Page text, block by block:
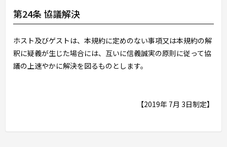
第24条 協議解決
ホスト及びゲストは、本規約に定めのない事項又は本規約の解
釈に疑義が生じた場合には、互いに信義誠実の原則に従って協
議の上速やかに解決を図るものとします。
【2019年 7月 3日制定】